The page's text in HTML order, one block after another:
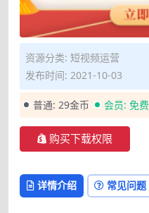
资源分类: 短视频运营
发布时间: 2021-10-03
普通: 29金币 会员: 免费
购买下载权限
详情介绍 常见问题